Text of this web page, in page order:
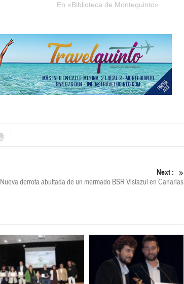
En «Biblioteca de Montequinto»
Next :
Nueva derrota abultada de un mermado BSR Vistazul en Canarias